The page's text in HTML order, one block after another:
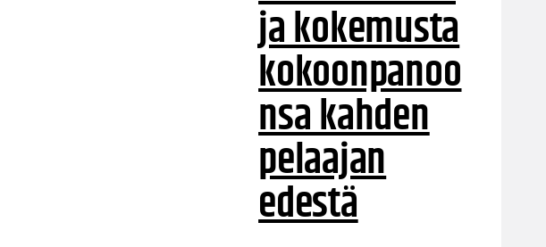
ja kokemusta
kokoonpanoo
nsa kahden
pelaajan
edestä